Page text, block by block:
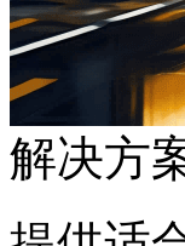
解决方